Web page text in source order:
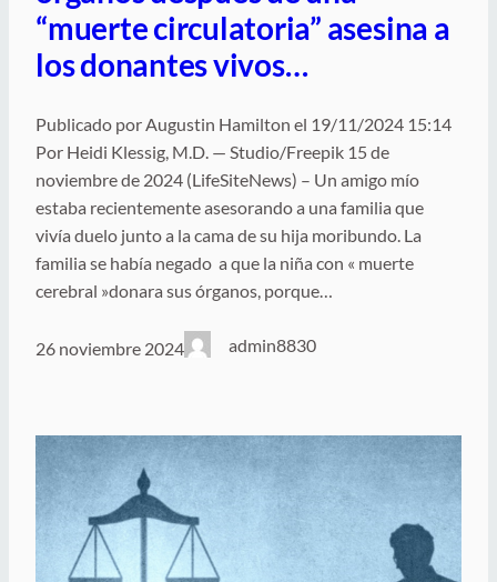
“muerte circulatoria” asesina a
los donantes vivos…
Publicado por Augustin Hamilton el 19/11/2024 15:14
Por Heidi Klessig, M.D. — Studio/Freepik 15 de
noviembre de 2024 (LifeSiteNews) – Un amigo mío
estaba recientemente asesorando a una familia que
vivía duelo junto a la cama de su hija moribundo. La
familia se había negado a que la niña con « muerte
cerebral »donara sus órganos, porque…
26 noviembre 2024 admin8830